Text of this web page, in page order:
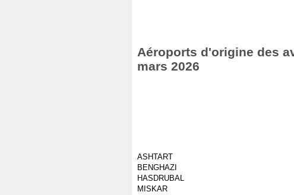
Aéroports d'origine des
mars 2026
ASHTART
BENGHAZI
HASDRUBAL
MISKAR